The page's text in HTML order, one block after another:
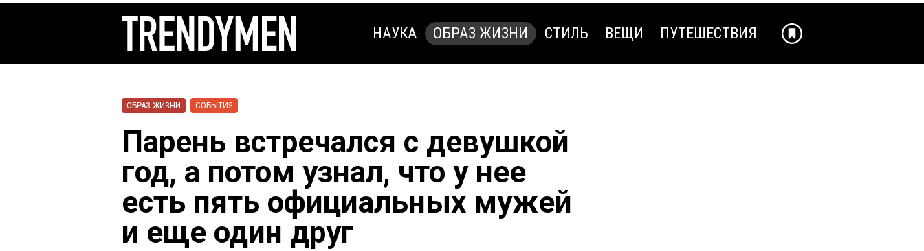
НАУКА ОБРАЗ ЖИЗНИ СТИЛЬ ВЕЩИ ПУТЕШЕСТВИЯ
ОБРАЗ ЖИЗНИ СОБЫТИЯ
Парень встречался с девушкой
год, а потом узнал, что у нее
есть пять официальных мужей
и еще один друг